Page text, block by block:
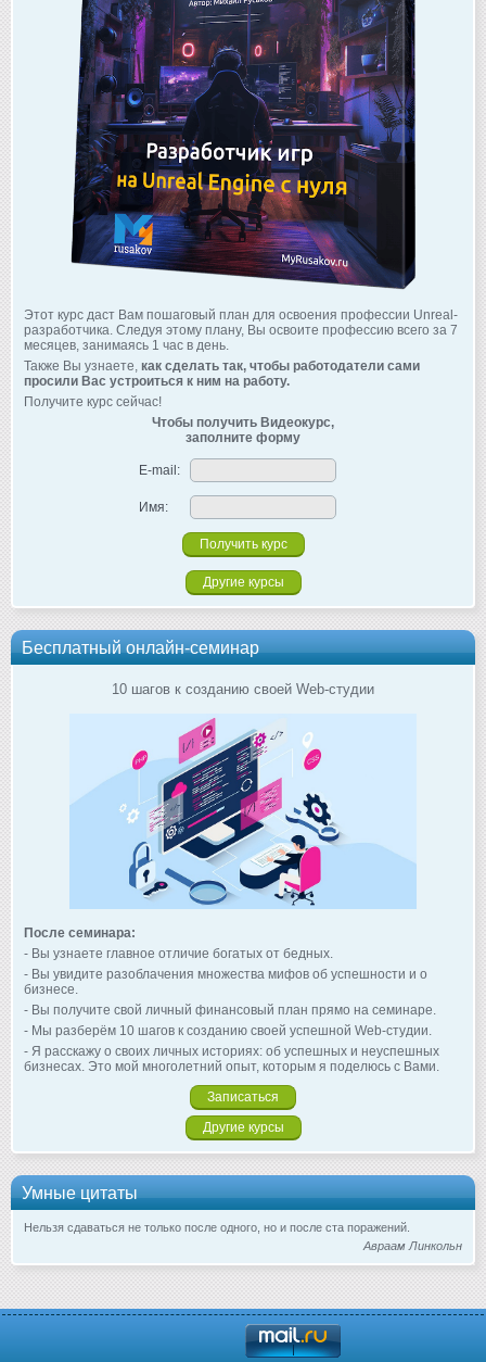
Этот курс даст Вам пошаговый план для освоения профессии Unreal-
разработчика. Следуя этому плану, Вы освоите профессию всего за 7
месяцев, занимаясь 1 час в день.
Также Вы узнаете, как сделать так, чтобы работодатели сами
просили Вас устроиться к ним на работу.
Получите курс сейчас!
Чтобы получить Видеокурс,
заполните форму
E-mail:
Имя:
Другие курсы
Бесплатный онлайн-семинар
10 шагов к созданию своей Web-студии
После семинара:
- Вы узнаете главное отличие богатых от бедных.
- Вы увидите разоблачения множества мифов об успешности и о
бизнесе.
- Вы получите свой личный финансовый план прямо на семинаре.
- Мы разберём 10 шагов к созданию своей успешной Web-студии.
- Я расскажу о своих личных историях: об успешных и неуспешных
бизнесах. Это мой многолетний опыт, которым я поделюсь с Вами.
Записаться
Другие курсы
Умные цитаты
Нельзя сдаваться не только после одного, но и после ста поражений.
Авраам Линкольн